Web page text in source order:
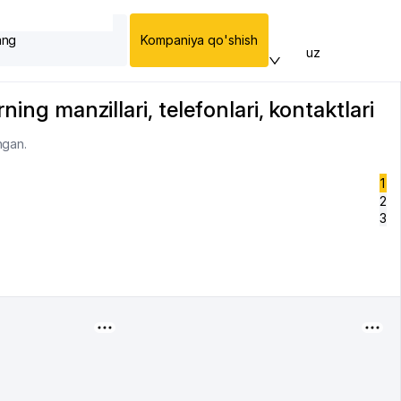
Kompaniya qo'shish
uz
manzillari, telefonlari, kontaktlari
1
2
3